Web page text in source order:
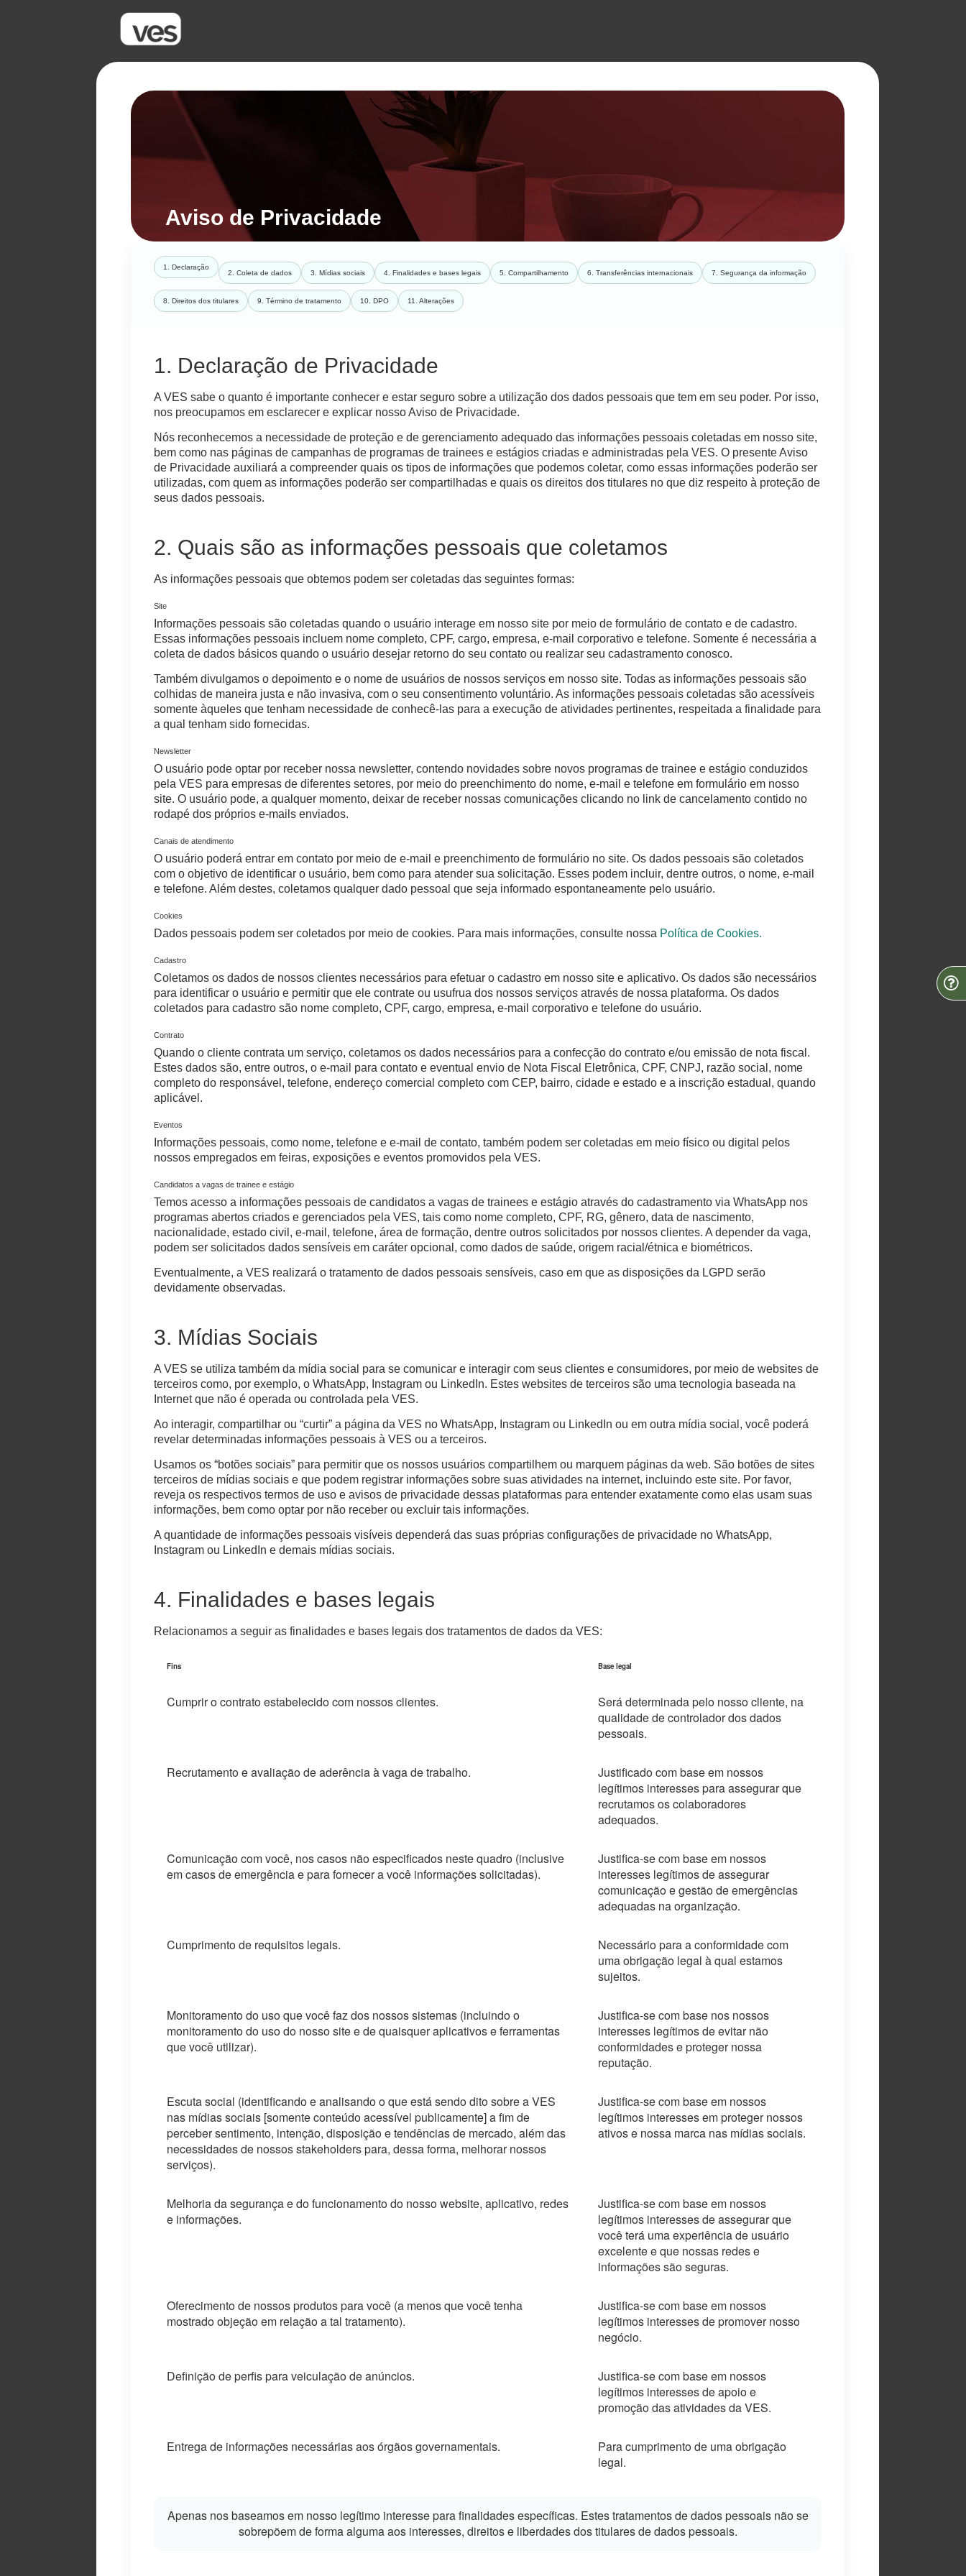
Aviso de Privacidade
1. Declaração
2. Coleta de dados
3. Mídias sociais 4. Finalidades e bases legais 5. Compartilhamento 6. Transferências internacionais 7. Segurança da informação
8. Direitos dos titulares 9. Término de tratamento 10. DPO 11. Alterações
1. Declaração de Privacidade
A VES sabe o quanto é importante conhecer e estar seguro sobre a utilização dos dados pessoais que tem em seu poder. Por isso,
nos preocupamos em esclarecer e explicar nosso Aviso de Privacidade.
Nós reconhecemos a necessidade de proteção e de gerenciamento adequado das informações pessoais coletadas em nosso site,
bem como nas páginas de campanhas de programas de trainees e estágios criadas e administradas pela VES. O presente Aviso
de Privacidade auxiliará a compreender quais os tipos de informações que podemos coletar, como essas informações poderão ser
utilizadas, com quem as informações poderão ser compartilhadas e quais os direitos dos titulares no que diz respeito à proteção de
seus dados pessoais.
2. Quais são as informações pessoais que coletamos
As informações pessoais que obtemos podem ser coletadas das seguintes formas:
Site
Informações pessoais são coletadas quando o usuário interage em nosso site por meio de formulário de contato e de cadastro.
Essas informações pessoais incluem nome completo, CPF, cargo, empresa, e-mail corporativo e telefone. Somente é necessária a
coleta de dados básicos quando o usuário desejar retorno do seu contato ou realizar seu cadastramento conosco.
Também divulgamos o depoimento e o nome de usuários de nossos serviços em nosso site. Todas as informações pessoais são
colhidas de maneira justa e não invasiva, com o seu consentimento voluntário. As informações pessoais coletadas são acessíveis
somente àqueles que tenham necessidade de conhecê-las para a execução de atividades pertinentes, respeitada a finalidade para
a qual tenham sido fornecidas.
Newsletter
O usuário pode optar por receber nossa newsletter, contendo novidades sobre novos programas de trainee e estágio conduzidos
pela VES para empresas de diferentes setores, por meio do preenchimento do nome, e-mail e telefone em formulário em nosso
site. O usuário pode, a qualquer momento, deixar de receber nossas comunicações clicando no link de cancelamento contido no
rodapé dos próprios e-mails enviados.
Canais de atendimento
O usuário poderá entrar em contato por meio de e-mail e preenchimento de formulário no site. Os dados pessoais são coletados
com o objetivo de identificar o usuário, bem como para atender sua solicitação. Esses podem incluir, dentre outros, o nome, e-mail
e telefone. Além destes, coletamos qualquer dado pessoal que seja informado espontaneamente pelo usuário.
Cookies
Dados pessoais podem ser coletados por meio de cookies. Para mais informações, consulte nossa Política de Cookies.
Cadastro
Coletamos os dados de nossos clientes necessários para efetuar o cadastro em nosso site e aplicativo. Os dados são necessários
para identificar o usuário e permitir que ele contrate ou usufrua dos nossos serviços através de nossa plataforma. Os dados
coletados para cadastro são nome completo, CPF, cargo, empresa, e-mail corporativo e telefone do usuário.
Contrato
Quando o cliente contrata um serviço, coletamos os dados necessários para a confecção do contrato e/ou emissão de nota fiscal.
Estes dados são, entre outros, o e-mail para contato e eventual envio de Nota Fiscal Eletrônica, CPF, CNPJ, razão social, nome
completo do responsável, telefone, endereço comercial completo com CEP, bairro, cidade e estado e a inscrição estadual, quando
aplicável.
Eventos
Informações pessoais, como nome, telefone e e-mail de contato, também podem ser coletadas em meio físico ou digital pelos
nossos empregados em feiras, exposições e eventos promovidos pela VES.
Candidatos a vagas de trainee e estágio
Temos acesso a informações pessoais de candidatos a vagas de trainees e estágio através do cadastramento via WhatsApp nos
programas abertos criados e gerenciados pela VES, tais como nome completo, CPF, RG, gênero, data de nascimento,
nacionalidade, estado civil, e-mail, telefone, área de formação, dentre outros solicitados por nossos clientes. A depender da vaga,
podem ser solicitados dados sensíveis em caráter opcional, como dados de saúde, origem racial/étnica e biométricos.
Eventualmente, a VES realizará o tratamento de dados pessoais sensíveis, caso em que as disposições da LGPD serão
devidamente observadas.
3. Mídias Sociais
A VES se utiliza também da mídia social para se comunicar e interagir com seus clientes e consumidores, por meio de websites de
terceiros como, por exemplo, o WhatsApp, Instagram ou LinkedIn. Estes websites de terceiros são uma tecnologia baseada na
Internet que não é operada ou controlada pela VES.
Ao interagir, compartilhar ou “curtir” a página da VES no WhatsApp, Instagram ou LinkedIn ou em outra mídia social, você poderá
revelar determinadas informações pessoais à VES ou a terceiros.
Usamos os “botões sociais” para permitir que os nossos usuários compartilhem ou marquem páginas da web. São botões de sites
terceiros de mídias sociais e que podem registrar informações sobre suas atividades na internet, incluindo este site. Por favor,
reveja os respectivos termos de uso e avisos de privacidade dessas plataformas para entender exatamente como elas usam suas
informações, bem como optar por não receber ou excluir tais informações.
A quantidade de informações pessoais visíveis dependerá das suas próprias configurações de privacidade no WhatsApp,
Instagram ou LinkedIn e demais mídias sociais.
4. Finalidades e bases legais
Relacionamos a seguir as finalidades e bases legais dos tratamentos de dados da VES:
Fins Base legal
Cumprir o contrato estabelecido com nossos clientes.
Será determinada pelo nosso cliente, na
qualidade de controlador dos dados
pessoais.
Recrutamento e avaliação de aderência à vaga de trabalho.
Justificado com base em nossos
legítimos interesses para assegurar que
recrutamos os colaboradores
adequados.
Comunicação com você, nos casos não especificados neste quadro (inclusive
em casos de emergência e para fornecer a você informações solicitadas).
Justifica-se com base em nossos
interesses legítimos de assegurar
comunicação e gestão de emergências
adequadas na organização.
Cumprimento de requisitos legais.
Necessário para a conformidade com
uma obrigação legal à qual estamos
sujeitos.
Monitoramento do uso que você faz dos nossos sistemas (incluindo o
monitoramento do uso do nosso site e de quaisquer aplicativos e ferramentas
que você utilizar).
Justifica-se com base nos nossos
interesses legítimos de evitar não
conformidades e proteger nossa
reputação.
Escuta social (identificando e analisando o que está sendo dito sobre a VES
nas mídias sociais [somente conteúdo acessível publicamente] a fim de
perceber sentimento, intenção, disposição e tendências de mercado, além das
necessidades de nossos stakeholders para, dessa forma, melhorar nossos
serviços).
Justifica-se com base em nossos
legítimos interesses em proteger nossos
ativos e nossa marca nas mídias sociais.
Melhoria da segurança e do funcionamento do nosso website, aplicativo, redes
e informações.
Justifica-se com base em nossos
legítimos interesses de assegurar que
você terá uma experiência de usuário
excelente e que nossas redes e
informações são seguras.
Oferecimento de nossos produtos para você (a menos que você tenha
mostrado objeção em relação a tal tratamento).
Justifica-se com base em nossos
legítimos interesses de promover nosso
negócio.
Definição de perfis para veiculação de anúncios.
Justifica-se com base em nossos
legítimos interesses de apoio e
promoção das atividades da VES.
Entrega de informações necessárias aos órgãos governamentais.
Para cumprimento de uma obrigação
legal.
Apenas nos baseamos em nosso legítimo interesse para finalidades específicas. Estes tratamentos de dados pessoais não se
sobrepõem de forma alguma aos interesses, direitos e liberdades dos titulares de dados pessoais.